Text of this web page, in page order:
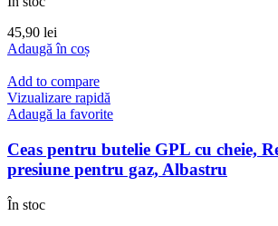
45,90 lei
Adaugă în coș
Add to compare
Vizualizare rapidă
Adaugă la favorite
Ceas pentru butelie GPL cu cheie,
presiune pentru gaz, Albastru
În stoc